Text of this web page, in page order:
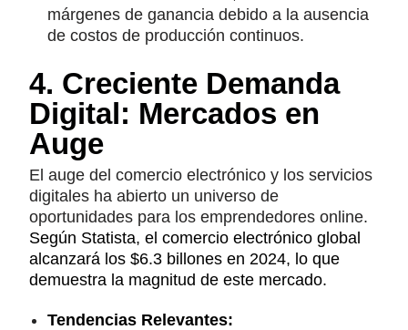
márgenes de ganancia debido a la ausencia
de costos de producción continuos.
4. Creciente Demanda
Digital: Mercados en
Auge
El auge del comercio electrónico y los servicios
digitales ha abierto un universo de
oportunidades para los emprendedores online.
Según Statista, el comercio electrónico global
alcanzará los $6.3 billones en 2024, lo que
demuestra la magnitud de este mercado.
Tendencias Relevantes: